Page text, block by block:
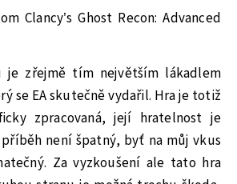
Clancy’s Ghost Recon: Advanced
je zřejmě tím největším lákadlem
se EA skutečně vydařil. Hra je totiž
zpracovaná, její hratelnost je
není špatný, byť na můj vkus
Za vyzkoušení ale tato hra